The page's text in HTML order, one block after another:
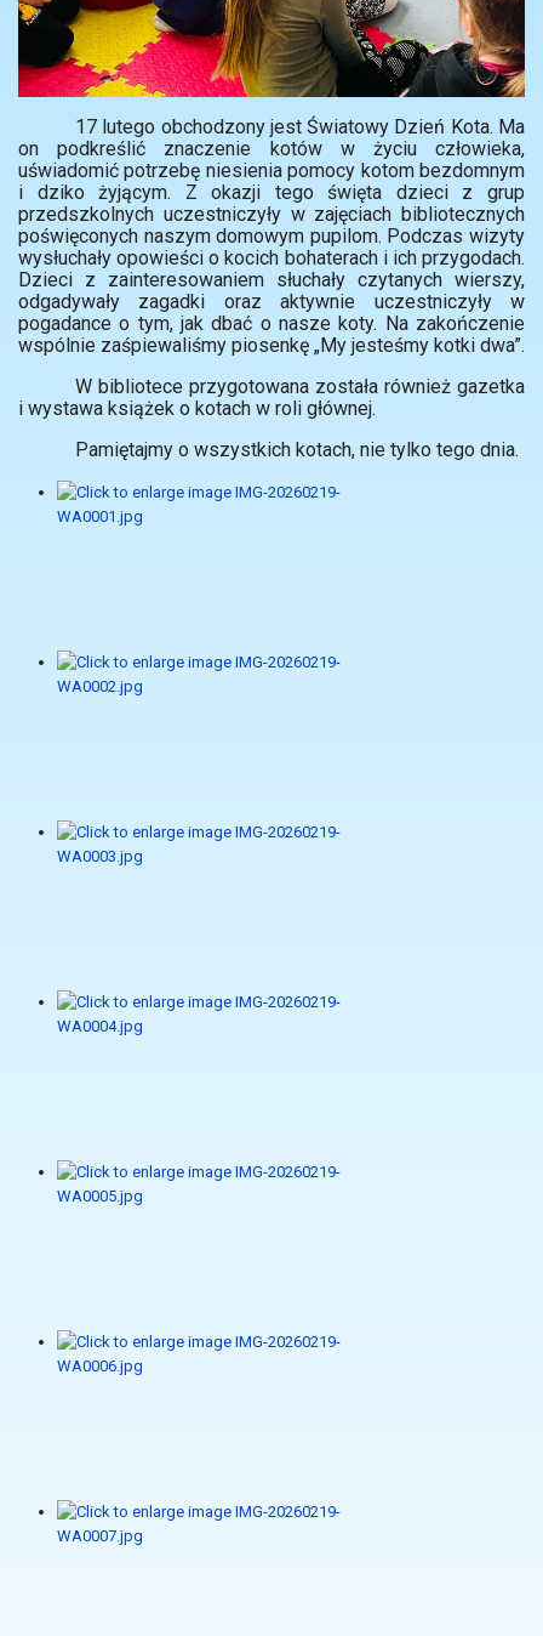
17 lutego obchodzony jest Światowy Dzień Kota. Ma
on podkreślić znaczenie kotów w życiu człowieka,
uświadomić potrzebę niesienia pomocy kotom bezdomnym
i dziko żyjącym. Z okazji tego święta dzieci z grup
przedszkolnych uczestniczyły w zajęciach bibliotecznych
poświęconych naszym domowym pupilom. Podczas wizyty
wysłuchały opowieści o kocich bohaterach i ich przygodach.
Dzieci z zainteresowaniem słuchały czytanych wierszy,
odgadywały zagadki oraz aktywnie uczestniczyły w
pogadance o tym, jak dbać o nasze koty. Na zakończenie
wspólnie zaśpiewaliśmy piosenkę „My jesteśmy kotki dwa”.
W bibliotece przygotowana została również gazetka
i wystawa książek o kotach w roli głównej.
Pamiętajmy o wszystkich kotach, nie tylko tego dnia.